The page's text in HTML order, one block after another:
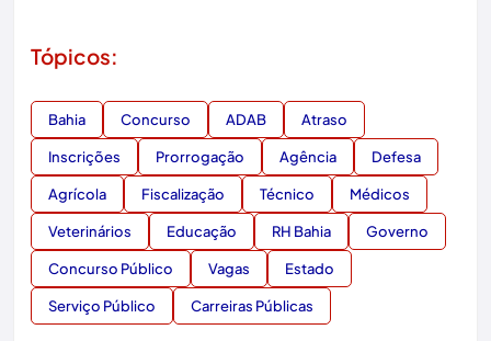
Tópicos:
Bahia Concurso ADAB Atraso
Inscrições Prorrogação Agência Defesa
Agrícola Fiscalização Técnico Médicos
Veterinários Educação RH Bahia Governo
Concurso Público Vagas Estado
Serviço Público Carreiras Públicas